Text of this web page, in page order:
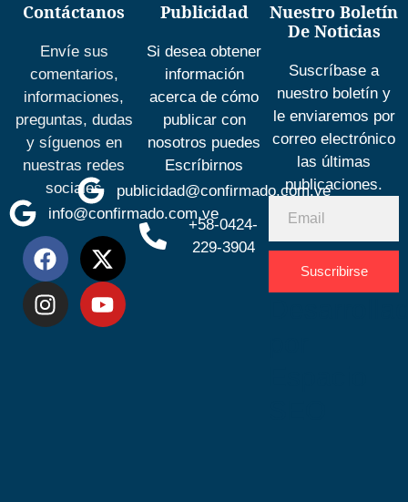
Contáctanos
Envíe sus
comentarios,
informaciones,
preguntas, dudas
y síguenos en
nuestras redes
sociales
info@confirmado.com.ve
Publicidad
Si desea obtener
información
acerca de cómo
publicar con
nosotros puedes
Escríbirnos
publicidad@confirmado.com.ve
+58-0424-
229-3904
Nuestro Boletín
De Noticias
Suscríbase a
nuestro boletín y
le enviaremos por
correo electrónico
las últimas
publicaciones.
Suscribirse